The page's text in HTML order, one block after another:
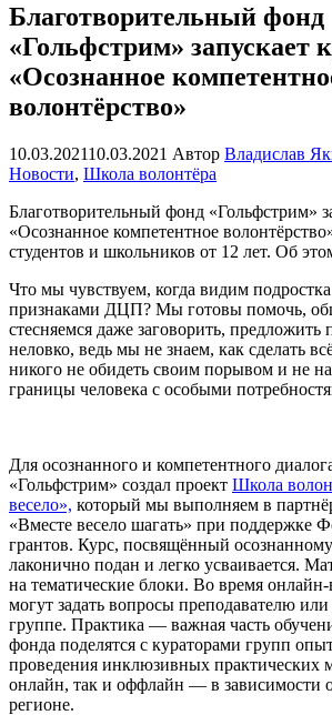
Благотворительный фонд
«Гольфстрим» запускает
«Осознанное
волонтёрство»
10.03.202110.03.2021 Автор Владислав
Новости, Школа волонтёра
Благотворительный фонд «Гольфстрим»
«Осознанное компетентное
студентов и школьников от 12 лет. Об
Что мы чувствуем, когда видим
признаками ДЦП? Мы готовы помочь,
стесняемся даже заговорить,
неловко, ведь мы не знаем, как сделать
никого не обидеть своим порывом и не
границы человека с особыми
Для осознанного и компетентного
«Гольфстрим» создал проект Школа
весело», который мы выполняем в
«Вместе весело шагать» при поддержке
грантов. Курс, посвящённый осознанному
лаконично подан и легко усваивается.
на тематические блоки. Во время онлайн-
могут задать вопросы преподавателю или
группе. Практика — важная часть
фонда поделятся с кураторами групп
проведения инклюзивных практических
онлайн, так и оффлайн — в зависимости
регионе.